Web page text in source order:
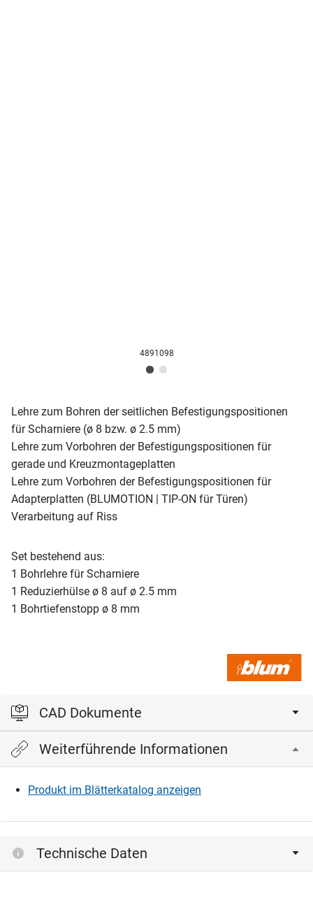
4891098
Lehre zum Bohren der seitlichen Befestigungspositionen
für Scharniere (ø 8 bzw. ø 2.5 mm)
Lehre zum Vorbohren der Befestigungspositionen für
gerade und Kreuzmontageplatten
Lehre zum Vorbohren der Befestigungspositionen für
Adapterplatten (BLUMOTION | TIP-ON für Türen)
Verarbeitung auf Riss
Set bestehend aus:
1 Bohrlehre für Scharniere
1 Reduzierhülse ø 8 auf ø 2.5 mm
1 Bohrtiefenstopp ø 8 mm
CAD Dokumente
Bitte einloggen, um die CAD‑Dateien anzeigen und
herunterladen zu können.
Einloggen
Weiterführende Informationen
Produkt im Blätterkatalog anzeigen
Technische Daten